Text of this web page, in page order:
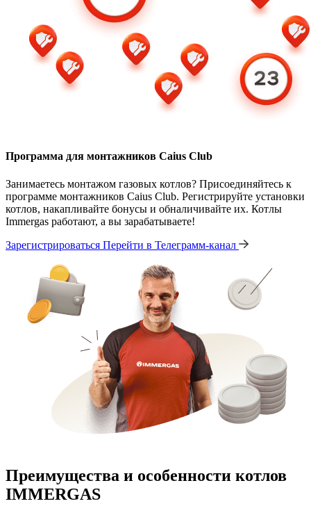
Программа для монтажников Caius Club
Занимаетесь монтажом газовых котлов? Присоединяйтесь к
программе монтажников Caius Club. Регистрируйте установки
котлов, накапливайте бонусы и обналичивайте их. Котлы
Immergas работают, а вы зарабатываете!
Зарегистрироваться Перейти в Телеграмм-канал
Преимущества и особенности котлов
IMMERGAS